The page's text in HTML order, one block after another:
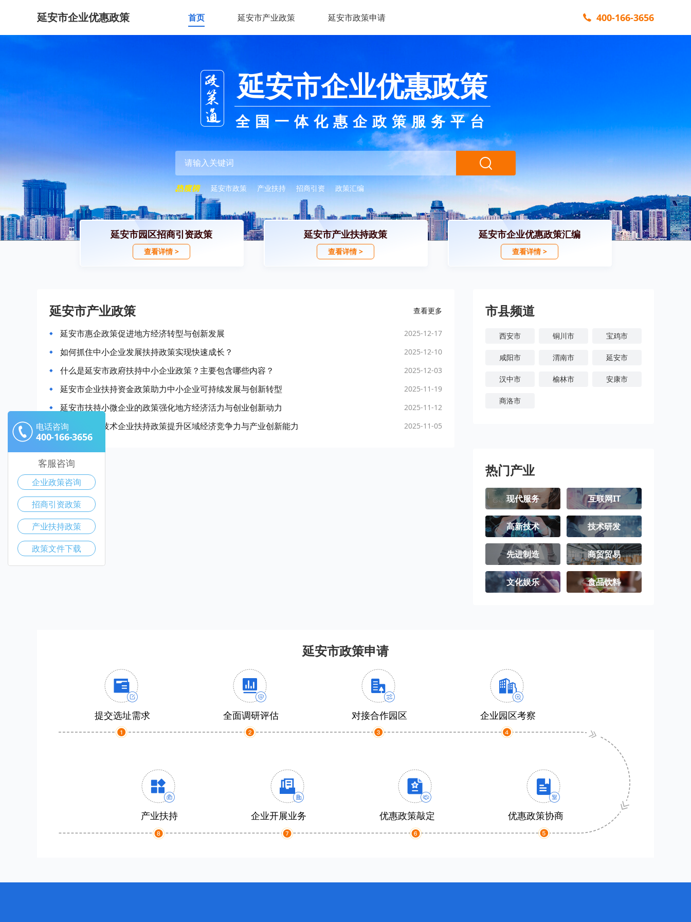
延安市企业优惠政策 首页 延安市产业政策 延安市政策申请 400-166-3656
延安市企业优惠政策
全国一体化惠企政策服务平台
延安市政策 产业扶持 招商引资 政策汇编
延安市园区招商引资政策
查看详情 >
延安市产业扶持政策
查看详情 >
延安市企业优惠政策汇编
查看详情 >
延安市产业政策 查看更多
延安市惠企政策促进地方经济转型与创新发展 2025-12-17
如何抓住中小企业发展扶持政策实现快速成长？ 2025-12-10
什么是延安市政府扶持中小企业政策？主要包含哪些内容？ 2025-12-03
延安市企业扶持资金政策助力中小企业可持续发展与创新转型 2025-11-19
延安市扶持小微企业的政策强化地方经济活力与创业创新动力 2025-11-12
延安市高新技术企业扶持政策提升区域经济竞争力与产业创新能力 2025-11-05
市县频道
西安市 铜川市 宝鸡市
咸阳市 渭南市 延安市
汉中市 榆林市 安康市
商洛市
热门产业
现代服务 互联网IT
高新技术 技术研发
先进制造 商贸贸易
文化娱乐 食品饮料
延安市政策申请
提交选址需求 全面调研评估 对接合作园区 企业园区考察
产业扶持 企业开展业务 优惠政策敲定 优惠政策协商
电话咨询
400-166-3656
客服咨询
企业政策咨询
招商引资政策
产业扶持政策
政策文件下载